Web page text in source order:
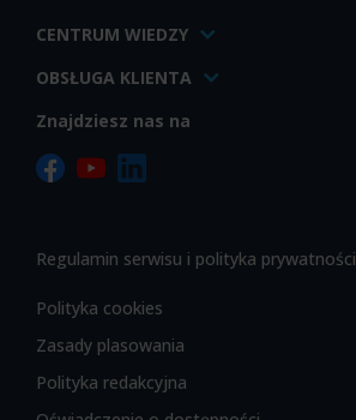
CENTRUM WIEDZY
OBSŁUGA KLIENTA
Znajdziesz nas na
Regulamin serwisu i polityka prywatności
Polityka cookies
Zasady plasowania
Polityka redakcyjna